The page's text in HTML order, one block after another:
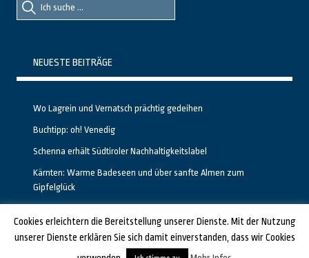
nach::
nach:
NEUESTE BEITRÄGE
Wo Lagrein und Vernatsch prächtig gedeihen
Buchtipp: oh! Venedig
Schenna erhält Südtiroler Nachhaltigkeitslabel
Kärnten: Warme Badeseen und über sanfte Almen zum
Gipfelglück
GESTALTET UND PROGRAMMIERT VON ALBERTO & FRANZ BEI LUCID.BERLIN
Cookies erleichtern die Bereitstellung unserer Dienste. Mit der Nutzung
unserer Dienste erklären Sie sich damit einverstanden, dass wir Cookies